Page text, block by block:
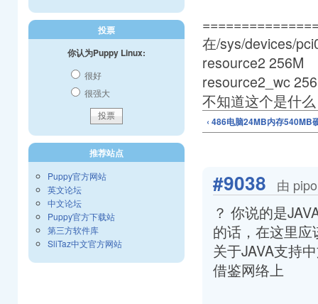
在/sys/devices/
resource2 256M
resource2_wc
不知道这个是什么
‹ 486电脑24MB内存540MB
#9038 由
？ 你说的是
的话，在这里
关于JAVA支持
借鉴网络上
投票
你认为Puppy Linux:
很好
很强大
推荐站点
Puppy官方网站
英文论坛
中文论坛
Puppy官方下载站
第三方软件库
SliTaz中文官方网站